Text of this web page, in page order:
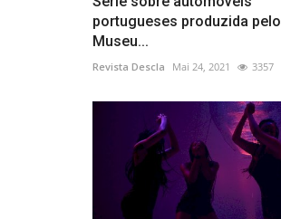
portugueses produzida pelo
Museu...
Revista Descla Mai 24, 2021 3357